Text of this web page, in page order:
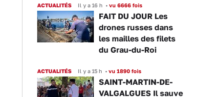
ACTUALITÉS Il y a 16 h • vu 6666 fois
FAIT DU JOUR Les
drones russes dans
les mailles des filets
du Grau-du-Roi
ACTUALITÉS Il y a 15 h • vu 1890 fois
SAINT-MARTIN-DE-
VALGALGUES Il sauve